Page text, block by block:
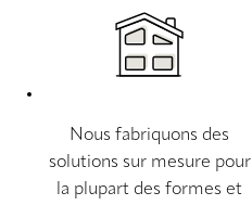
Nous fabriquons des
solutions sur mesure pour
la plupart des formes et